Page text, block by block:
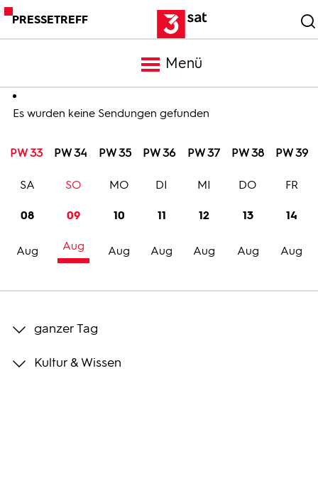
PRESSETREFF
Menü
Meldungen
Programm
Trailer
Bilder
Es wurden keine Sendungen gefunden
PW 33 PW 34 PW 35 PW 36 PW 37 PW 38 PW 39
08
Aug
SA
09
Aug
SO
10
Aug
MO
11
Aug
DI
12
Aug
MI
13
Aug
DO
14
Aug
FR
ganzer Tag
Kultur & Wissen